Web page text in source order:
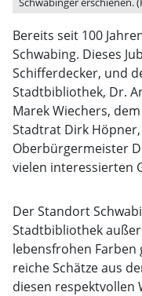
Bereits seit 100
Schwabing. Dieses
Schifferdecker, und
Stadtbibliothek, Dr.
Marek Wiechers,
Stadtrat Dirk
Oberbürgermeister
vielen interessierten
Der Standort
Stadtbibliothek
lebensfrohen Farben
reiche Schätze aus
diesen respektvollen